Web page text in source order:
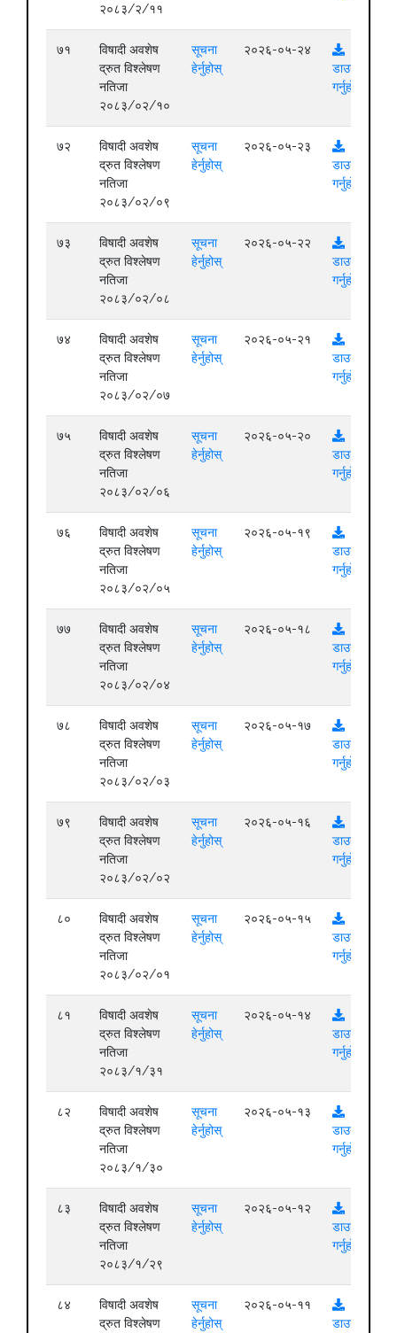
२०८३/२/११
७१
विषादी अवशेष
द्रुत विश्लेषण
नतिजा
२०८३/०२/१०
सूचना
हेर्नुहोस्
२०२६-०५-२४
डाउनलोड
गर्नुहोस्
७२
विषादी अवशेष
द्रुत विश्लेषण
नतिजा
२०८३/०२/०९
सूचना
हेर्नुहोस्
२०२६-०५-२३
डाउनलोड
गर्नुहोस्
७३
विषादी अवशेष
द्रुत विश्लेषण
नतिजा
२०८३/०२/०८
सूचना
हेर्नुहोस्
२०२६-०५-२२
डाउनलोड
गर्नुहोस्
७४
विषादी अवशेष
द्रुत विश्लेषण
नतिजा
२०८३/०२/०७
सूचना
हेर्नुहोस्
२०२६-०५-२१
डाउनलोड
गर्नुहोस्
७५
विषादी अवशेष
द्रुत विश्लेषण
नतिजा
२०८३/०२/०६
सूचना
हेर्नुहोस्
२०२६-०५-२०
डाउनलोड
गर्नुहोस्
७६
विषादी अवशेष
द्रुत विश्लेषण
नतिजा
२०८३/०२/०५
सूचना
हेर्नुहोस्
२०२६-०५-१९
डाउनलोड
गर्नुहोस्
७७
विषादी अवशेष
द्रुत विश्लेषण
नतिजा
२०८३/०२/०४
सूचना
हेर्नुहोस्
२०२६-०५-१८
डाउनलोड
गर्नुहोस्
७८
विषादी अवशेष
द्रुत विश्लेषण
नतिजा
२०८३/०२/०३
सूचना
हेर्नुहोस्
२०२६-०५-१७
डाउनलोड
गर्नुहोस्
७९
विषादी अवशेष
द्रुत विश्लेषण
नतिजा
२०८३/०२/०२
सूचना
हेर्नुहोस्
२०२६-०५-१६
डाउनलोड
गर्नुहोस्
८०
विषादी अवशेष
द्रुत विश्लेषण
नतिजा
२०८३/०२/०१
सूचना
हेर्नुहोस्
२०२६-०५-१५
डाउनलोड
गर्नुहोस्
८१
विषादी अवशेष
द्रुत विश्लेषण
नतिजा
२०८३/१/३१
सूचना
हेर्नुहोस्
२०२६-०५-१४
डाउनलोड
गर्नुहोस्
८२
विषादी अवशेष
द्रुत विश्लेषण
नतिजा
२०८३/१/३०
सूचना
हेर्नुहोस्
२०२६-०५-१३
डाउनलोड
गर्नुहोस्
८३
विषादी अवशेष
द्रुत विश्लेषण
नतिजा
२०८३/१/२९
सूचना
हेर्नुहोस्
२०२६-०५-१२
डाउनलोड
गर्नुहोस्
८४
विषादी अवशेष
द्रुत विश्लेषण
सूचना
हेर्नुहोस्
२०२६-०५-११
डाउनलोड